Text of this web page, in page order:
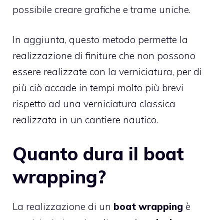
possibile creare grafiche e trame uniche.
In aggiunta, questo metodo permette la
realizzazione di finiture che non possono
essere realizzate con la verniciatura, per di
più ciò accade in tempi molto più brevi
rispetto ad una verniciatura classica
realizzata in un cantiere nautico.
Quanto dura il boat
wrapping?
La realizzazione di un boat wrapping è